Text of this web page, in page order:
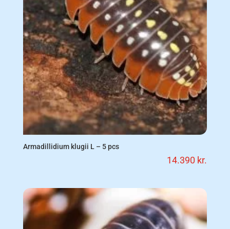
Armadillidium klugii L – 5 pcs
14.390 kr.